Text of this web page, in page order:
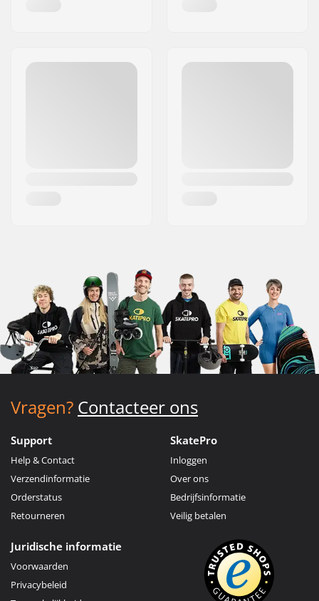
Vragen? Contacteer ons
Support
Help & Contact
Verzendinformatie
Orderstatus
Retourneren
SkatePro
Inloggen
Over ons
Bedrijfsinformatie
Veilig betalen
Juridische informatie
Voorwaarden
Privacybeleid